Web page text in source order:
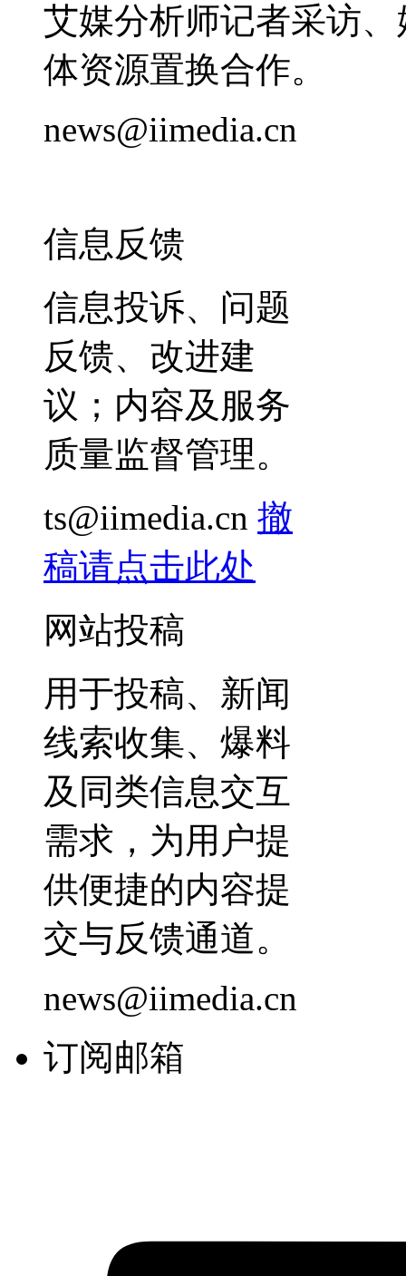
艾媒分析师记者采访
体资源置换合作。
news@iimedia.cn
信息反馈
信息投诉、问题
反馈、改进建
议；内容及服务
质量监督管理。
ts@iimedia.cn 撤
稿请点击此处
网站投稿
用于投稿、新闻
线索收集、爆料
及同类信息交互
需求，为用户提
供便捷的内容提
交与反馈通道。
news@iimedia.cn
订阅邮箱